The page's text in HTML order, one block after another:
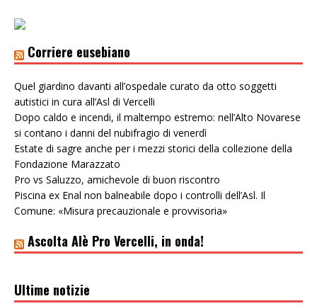
Corriere eusebiano
Quel giardino davanti all’ospedale curato da otto soggetti
autistici in cura all’Asl di Vercelli
Dopo caldo e incendi, il maltempo estremo: nell’Alto Novarese
si contano i danni del nubifragio di venerdì
Estate di sagre anche per i mezzi storici della collezione della
Fondazione Marazzato
Pro vs Saluzzo, amichevole di buon riscontro
Piscina ex Enal non balneabile dopo i controlli dell’Asl. Il
Comune: «Misura precauzionale e provvisoria»
Ascolta Alè Pro Vercelli, in onda!
Ultime notizie